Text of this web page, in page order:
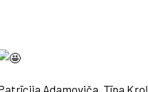
Adamoviča, Tīna